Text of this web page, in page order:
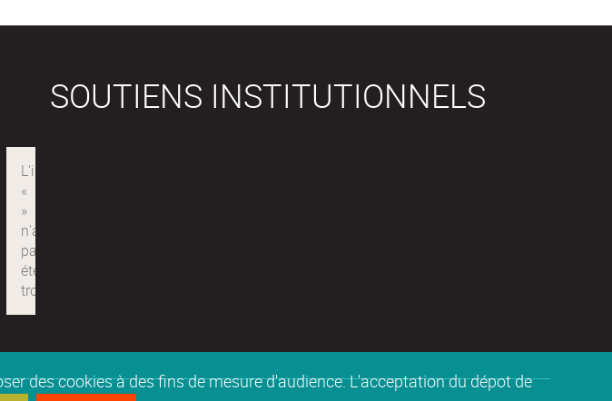
des cookies à des fins de mesure d'audience. L'acceptation du dépot de
SOUTIENS INSTITUTIONNELS